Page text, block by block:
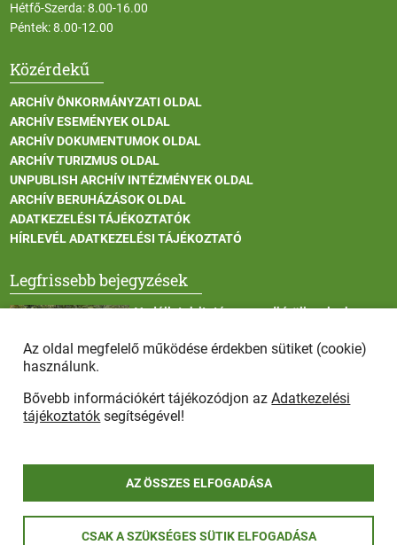
Hétfő-Szerda: 8.00-16.00
Péntek: 8.00-12.00
Közérdekű
ARCHÍV ÖNKORMÁNYZATI OLDAL
ARCHÍV ESEMÉNYEK OLDAL
ARCHÍV DOKUMENTUMOK OLDAL
ARCHÍV TURIZMUS OLDAL
UNPUBLISH ARCHÍV INTÉZMÉNYEK OLDAL
ARCHÍV BERUHÁZÁSOK OLDAL
ADATKEZELÉSI TÁJÉKOZTATÓK
HÍRLEVÉL ADATKEZELÉSI TÁJÉKOZTATÓ
Legfrissebb bejegyzések
Vadállatok itatása a rendkívüli melegben
Afrikai sertéspestis - kérések a lakosság felé
jog fenntartva
Az oldal megfelelő működése érdekben sütiket (cookie)
használunk.
Bővebb információkért tájékozódjon azAdatkezelési
tájékoztatók segítségével!
AZ ÖSSZES ELFOGADÁSA
CSAK A SZÜKSÉGES SÜTIK ELFOGADÁSA